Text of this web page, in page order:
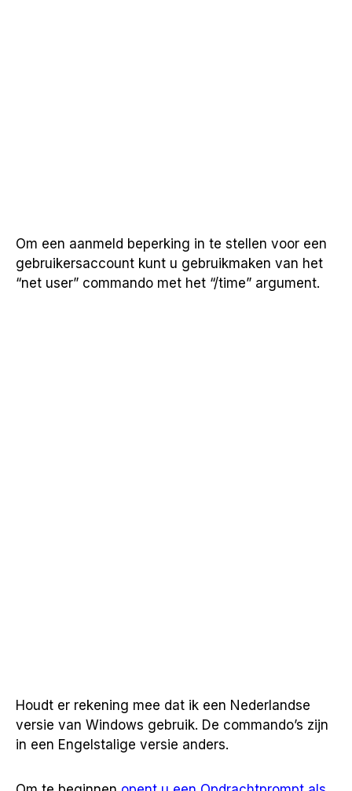
Om een aanmeld beperking in te stellen voor een
gebruikersaccount kunt u gebruikmaken van het
“net user” commando met het “/time” argument.
Houdt er rekening mee dat ik een Nederlandse
versie van Windows gebruik. De commando’s zijn
in een Engelstalige versie anders.